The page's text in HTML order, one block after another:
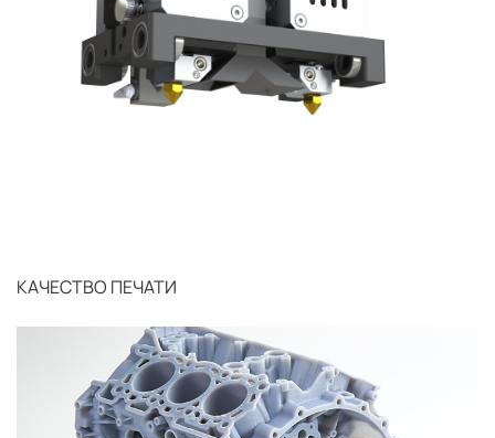
КАЧЕСТВО ПЕЧАТИ